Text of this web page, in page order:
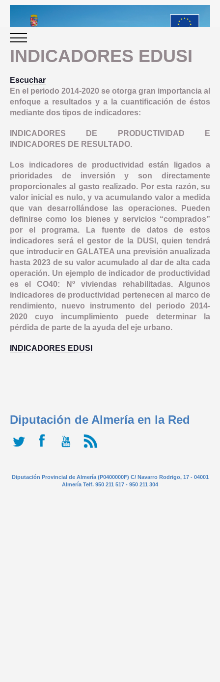
PERIODO 2014-2020
PROGRAMACIÓN
GESTIÓN Y SEGUIMIENTO
PRESENTACION
PLAN IMPLEMENTACIÓN
OBJETIVO TEMATICO 2
LINEA 1: MODERNIZAR LA ADMINISTRACION ELECTRONICA
OBJETIVO TEMATICO 4
LINEA 2: INFRAESTRUCTURA Y FOMENTO DE LA MOVILIDAD
LINEA 3: ACCIONES PARA MEJORAR LA EFICIENCIA
OBJETIVO TEMATICO 6
LINEA 4: REHABILITACION Y PUESTA EN VALOR DEL
LINEA 5: REGENERACION DE AREAS DEGRADADAS, ZONAS
OBJETIVO TEMATICO 9
OBJETIVO TEMATICO 99
LINEA 7: GESTION EDUSI
LINEA 8: COMUNICACION EDUSI
NORMATIVA
DOCUMENTACIÓN
CONVOCATORIAS
EVALUACIÓN
OBJETIVOS
INDICADORES PRODUCTIVIDAD
INDICADORES RESULTADO
COMUNICACIÓN
INDICADORES DE COMUNICACION
NOTICIAS
BUENAS PRÁCTICAS
CONTACTO
COMPROMISO ANTIFRAUDE
DECLARACIÓN INSTITUCIONAL ANTIFRAUDE
CÓDIGO DE CONDUCTA
COMISIÓN AUTOEVALUACIÓN DEL RIESGO
INDICADORES EDUSI
Escuchar
En el periodo 2014-2020 se otorga gran importancia al
enfoque a resultados y a la cuantificación de éstos
mediante dos tipos de indicadores:
INDICADORES DE PRODUCTIVIDAD E
INDICADORES DE RESULTADO.
Los indicadores de productividad están ligados a
prioridades de inversión y son directamente
proporcionales al gasto realizado. Por esta razón, su
valor inicial es nulo, y va acumulando valor a medida
que van desarrollándose las operaciones. Pueden
definirse como los bienes y servicios “comprados”
por el programa. La fuente de datos de estos
indicadores será el gestor de la DUSI, quien tendrá
que introducir en GALATEA una previsión anualizada
hasta 2023 de su valor acumulado al dar de alta cada
operación. Un ejemplo de indicador de productividad
es el CO40: Nº viviendas rehabilitadas. Algunos
indicadores de productividad pertenecen al marco de
rendimiento, nuevo instrumento del periodo 2014-
2020 cuyo incumplimiento puede determinar la
pérdida de parte de la ayuda del eje urbano.
INDICADORES EDUSI
Diputación de Almería en la Red
Diputación Provincial de Almería (P0400000F) C/ Navarro Rodrigo, 17 - 04001
Almería Telf. 950 211 517 - 950 211 304
Mapa web Privacidad